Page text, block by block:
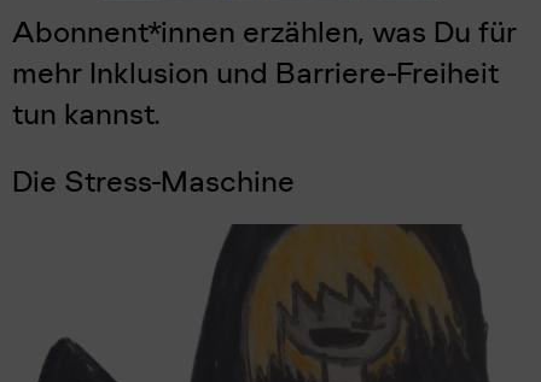
Abonnent*innen erzählen, was Du für
mehr Inklusion und Barriere-Freiheit
tun kannst.
Die Stress-Maschine